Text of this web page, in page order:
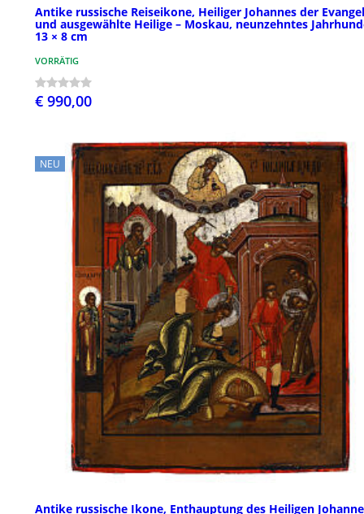
Antike russische Reiseikone, Heiliger Johannes der
und ausgewählte Heilige – Moskau, neunzehntes
13 × 8 cm
VORRÄTIG
€ 990,00
NEU
Antike russische Ikone, Enthauptung des Heiligen